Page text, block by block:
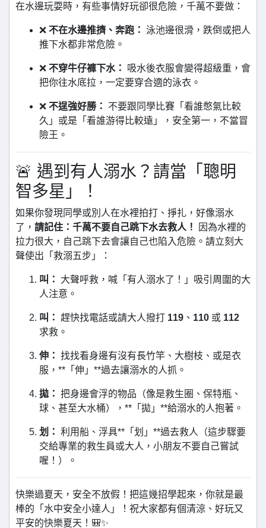
在水邊玩耍時，有些事情好玩卻很危險，千萬不要做：
❌ 不在水邊推擠、奔跑： 泳池邊很滑，跌倒或把人
推下水都非常危險。
❌ 不穿牛仔褲下水：
吸水後衣服會變得超級重，會
把你往水底拉，一定要穿合適的泳衣。
❌ 不逞強好勝：
不要跟同學比賽「看誰憋氣比較
久」或是「看誰游得比較遠」，安全第一，不當冒
險王。
🚨 遇到有人溺水？請當「聰明
智多星」！
如果你發現同學或別人在水裡拍打、掙扎，好像溺水
了， 請記住：千萬不要自己跳下水去救人！
因為水裡的
拉力很大，自己跳下去會讓自己也陷入危險。請立刻大
聲使出「救溺五步」：
叫：
大聲呼救，喊「有人溺水了！」吸引周圍的大
人注意。
叫： 趕快找電話或請大人撥打 119 、 110 或 112
求救。
伸： 找找看身邊有沒有長竹竿、大樹枝、或是衣
服，**「伸」**過去讓溺水的人抓。
拋： 把身邊會浮的物品（像是救生圈、保特瓶、
球、甚至大水桶），**「拋」**給溺水的人抱著。
划： 利用船、浮具**「划」**過去救人（這步驟要
交給專業的救生員或大人，小朋友不要自己嘗試
喔！）。
快樂過夏天，安全不放假！把這幾招學起來，你就是最
棒的「水中安全小達人」！祝大家都有個清涼、好玩又
平安的快樂夏天！🎒✨